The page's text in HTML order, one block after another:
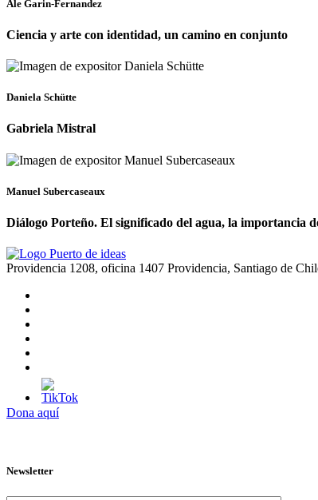
Ale Garin-Fernandez
Ciencia y arte con identidad, un camino en conjunto
Daniela Schütte
Gabriela Mistral
Manuel Subercaseaux
Diálogo Porteño. El significado del agua, la importancia
Providencia 1208, oficina 1407 Providencia, Santiago de
Dona aquí
Newsletter